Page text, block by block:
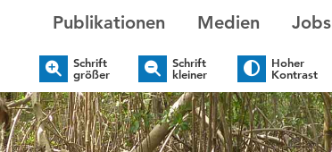
Publikationen Medien Jobs
Schrift
größer
Schrift
kleiner
Hoher
Kontrast